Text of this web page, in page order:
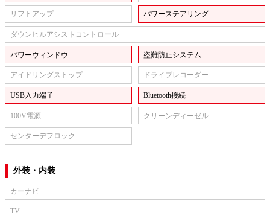
リフトアップ パワーステアリング
ダウンヒルアシストコントロール
パワーウィンドウ 盗難防止システム
アイドリングストップ ドライブレコーダー
USB入力端子 Bluetooth接続
100V電源 クリーンディーゼル
センターデフロック
外装・内装
カーナビ